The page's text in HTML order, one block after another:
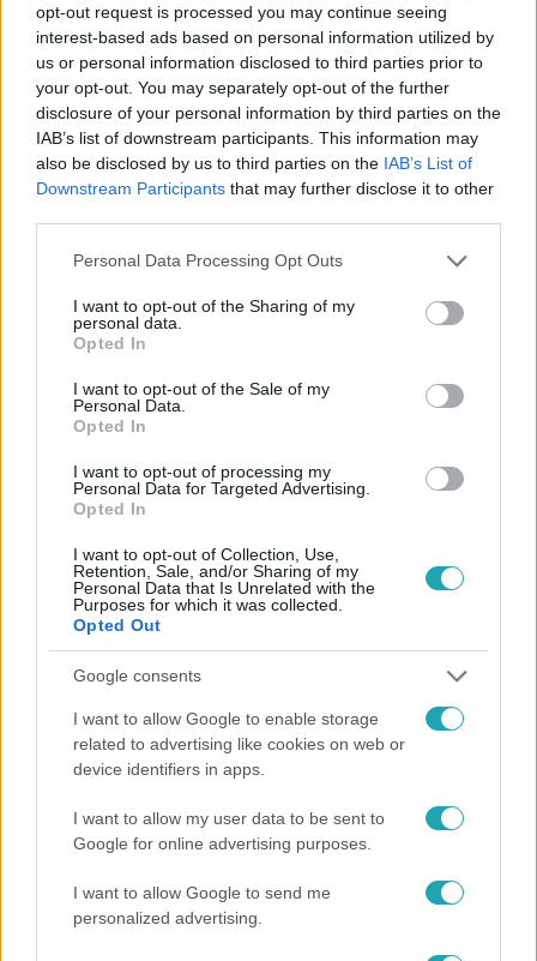
opt-out request is processed you may continue seeing
interest-based ads based on personal information utilized by
us or personal information disclosed to third parties prior to
your opt-out. You may separately opt-out of the further
disclosure of your personal information by third parties on the
IAB’s list of downstream participants. This information may
also be disclosed by us to third parties on the IAB’s List of
Downstream Participants that may further disclose it to other
Please note that this website/app uses one or more Google
not limited to your visit or usage behaviour. You may click to
grant or deny consent to Google and its third-party tags to
use your data for below specified purposes in below Google
consent section.
Personal Data Processing Opt Outs
I want to opt-out of the Sharing of my
personal data.
Opted In
I want to opt-out of the Sale of my
Personal Data.
Opted In
I want to opt-out of processing my
Personal Data for Targeted Advertising.
Opted In
I want to opt-out of Collection, Use,
Retention, Sale, and/or Sharing of my
Personal Data that Is Unrelated with the
Purposes for which it was collected.
Opted Out
Google consents
I want to allow Google to enable storage
related to advertising like cookies on web or
device identifiers in apps.
I want to allow my user data to be sent to
Google for online advertising purposes.
I want to allow Google to send me
personalized advertising.
Kövess minket, és értesülj a friss hírekről a
Facebookon is!
Követem
FÓKUSZ #
BRUCE WILLIS AFÁZIA #
KULKA JÁNOS
Népszerű